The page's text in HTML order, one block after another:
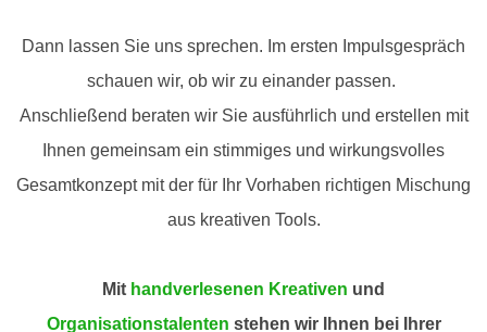
Dann lassen Sie uns sprechen. Im ersten Impulsgespräch
schauen wir, ob wir zu einander passen.
Anschließend beraten wir Sie ausführlich und erstellen mit
Ihnen gemeinsam ein stimmiges und wirkungsvolles
Gesamtkonzept mit der für Ihr Vorhaben richtigen Mischung
aus kreativen Tools.
Mit handverlesenen Kreativen und
Organisationstalenten stehen wir Ihnen bei Ihrer